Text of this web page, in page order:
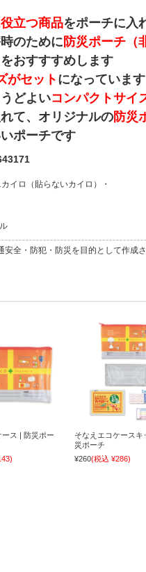
立つ商品をポーチに入
のために防災ポーチ（
おすすすめします
がセットになっています
どよいコンパクトサイ
て、オリジナルの防災
ポーチです
イロ（貼らないカイロ）・
全・防犯・防災を目的として作成
ース | 防災ポー
そなえエコケースキ
災ポーチ
¥260(税込 ¥286)